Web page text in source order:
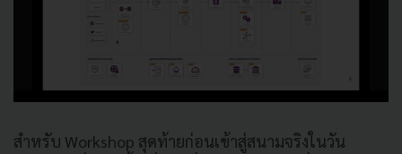
สำหรับ Workshop สุดท้ายก่อนเข้าสู่สนามจริงในวัน